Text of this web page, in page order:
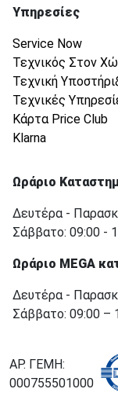
Υπηρεσίες
Service Now
Τεχνικός Στον
Τεχνική
Τεχνικές
Κάρτα Price Club
Klarna
Ωράριο
Δευτέρα -
Σάββατο: 09:00 -
Ωράριο MEGA
Δευτέρα -
Σάββατο: 09:00 –
ΑΡ. ΓΕΜΗ:
000755501000